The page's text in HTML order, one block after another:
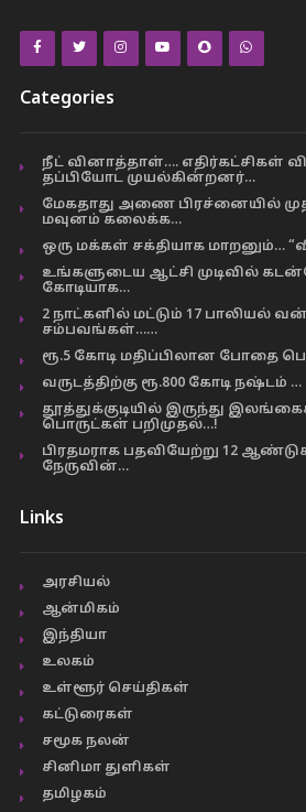
Categories
நீட் வினாத்தாள்…. எதிர்கட்சிகள்
தப்பியோட முயல்கின்றனர்…
மேகதாது அணை பிரச்னையில்
மவுனம் கலைக்க…
ஒரு மக்கள் சக்தியாக மாறனும்…
உங்களுடைய ஆட்சி முடிவில்
கோடியாக…
2 நாட்களில் மட்டும் 17 பாலியல்
சம்பவங்கள்……
ரூ.5 கோடி மதிப்பிலான போதை
வருடத்திற்கு ரூ.800 கோடி நஷ்டம்
தூத்துக்குடியில் இருந்து
பொருட்கள் பறிமுதல்…!
பிரதமராக பதவியேற்று 12
நேருவின்…
Links
அரசியல்
ஆன்மிகம்
இந்தியா
உலகம்
உள்ளூர் செய்திகள்
கட்டுரைகள்
சமூக நலன்
சினிமா துளிகள்
தமிழகம்